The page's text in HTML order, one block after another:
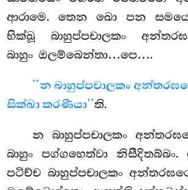
ආරාමෙ. තෙන ඛො පන
භික්ඛූ බාහුප්පචාලකං
බාහුං ඔලම්බෙන්තා…පෙ….
‘‘න බාහුප්පචාලකං
සික්ඛා කරණීයා’’ති.
න බාහුප්පචාලකං
බාහුං පග්ගහෙත්වා නිසීදිතබ්බං.
පටිච්ච බාහුප්පචාලකං